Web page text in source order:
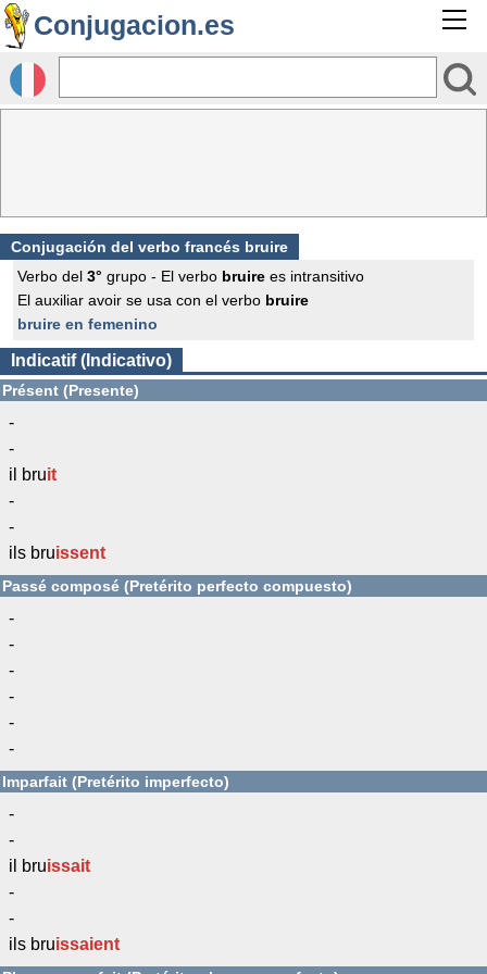
Conjugacion.es
Conjugación del verbo francés bruire
Verbo del 3° grupo - El verbo bruire es intransitivo
El auxiliar avoir se usa con el verbo bruire
bruire en femenino
Indicatif (Indicativo)
Présent (Presente)
-
-
il bruit
-
-
ils bruissent
Passé composé (Pretérito perfecto compuesto)
-
-
-
-
-
-
Imparfait (Pretérito imperfecto)
-
-
il bruissait
-
-
ils bruissaient